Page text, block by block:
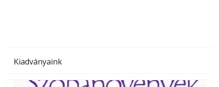
Kiadványaink